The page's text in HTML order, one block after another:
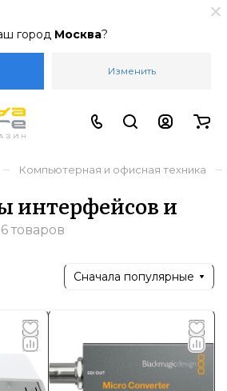
город Москва?
Изменить
– Компьютерная и офисная техника –
интерфейсов и
6 товаров
Сначала популярные